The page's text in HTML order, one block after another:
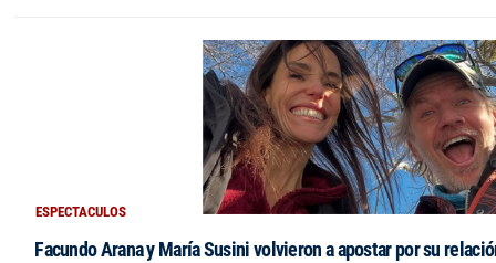
ESPECTACULOS
Facundo Arana y María Susini volvieron a apostar por su